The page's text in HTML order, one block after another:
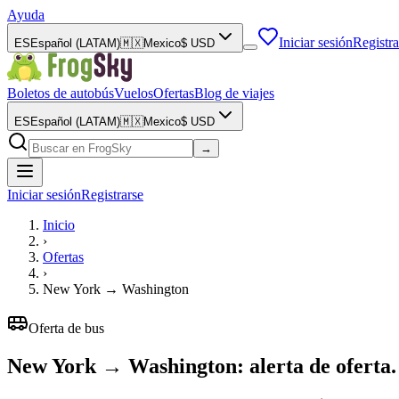
Ayuda
ES Español (LATAM)🇲🇽Mexico$ USD Iniciar sesión
Boletos de autobúsVuelosOfertasBlog de viajes
ES Español (LATAM)🇲🇽Mexico$ USD
→
Iniciar sesiónRegistrarse
Inicio
›
Ofertas
›
New York → Washington
Oferta de bus
New York → Washington: alerta de oferta.